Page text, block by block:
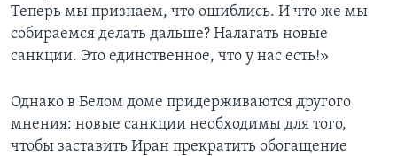
Теперь мы признаем, что ошиблись. И что же мы
собираемся делать дальше? Налагать новые
санкции. Это единственное, что у нас есть!»
Однако в Белом доме придерживаются другого
мнения: новые санкции необходимы для того,
чтобы заставить Иран прекратить обогащение